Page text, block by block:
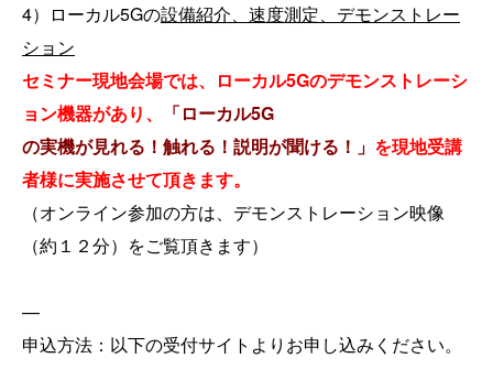
4）ローカル5Gの設備紹介、速度測定、デモンストレー
ション
セミナー現地会場では、ローカル5Gのデモンストレーシ
ョン機器があり、
「ローカル5G
の実機が見れる！触れる！説明が聞ける！」 を現地受講
者様に実施させて頂きます。
（オンライン参加の方は、デモンストレーション映像
（約１２分）をご覧頂きます）
—
申込方法：以下の受付サイトよりお申し込みください。